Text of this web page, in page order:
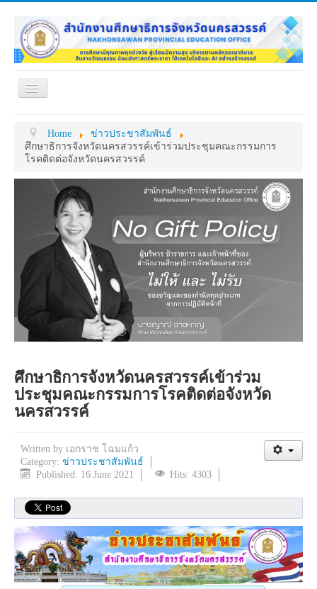
Toggle
หน่วยงานภายใน
MY OFFICE
ดาวน์โหลด
กระดาน ถาม-ตอบ
ข้อมูลการติดต่อ
Home
ข่าวประชาสัมพันธ์
ศึกษาธิการจังหวัดนครสวรรค์เข้าร่วมประชุมคณะกรรมการ
โรคติดต่อจังหวัดนครสวรรค์
ศึกษาธิการจังหวัดนครสวรรค์เข้าร่วม
ประชุมคณะกรรมการโรคติดต่อจังหวัด
นครสวรรค์
Written by เอกราช โฉมแก้ว
Category: ข่าวประชาสัมพันธ์
Published: 16 June 2021
Hits: 4303